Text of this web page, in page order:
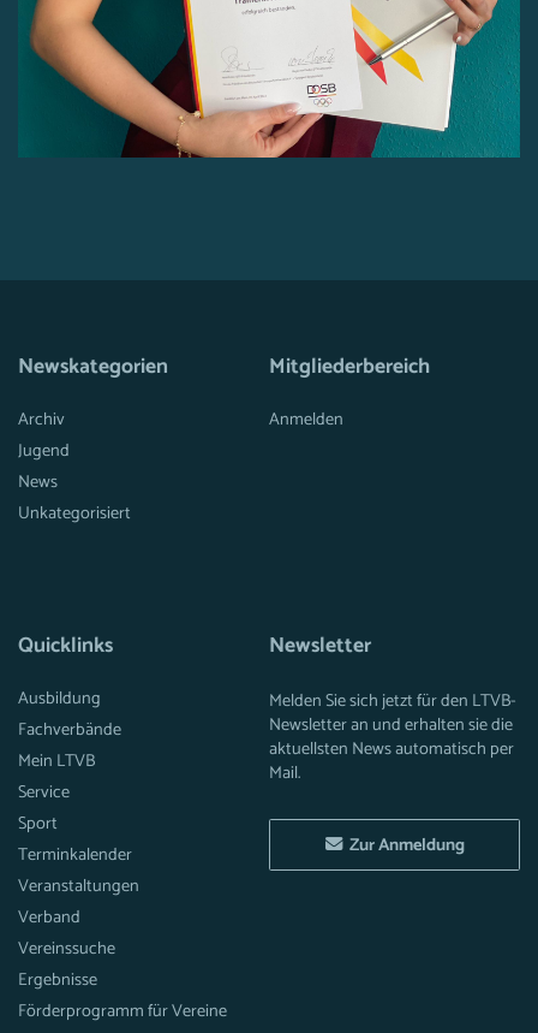
Newskategorien
Archiv
Jugend
News
Unkategorisiert
Mitgliederbereich
Anmelden
Quicklinks
Ausbildung
Fachverbände
Mein LTVB
Service
Sport
Terminkalender
Veranstaltungen
Verband
Vereinssuche
Ergebnisse
Förderprogramm für Vereine
Newsletter
Melden Sie sich jetzt für den LTVB-
Newsletter an und erhalten sie die
aktuellsten News automatisch per
Mail.
Zur Anmeldung